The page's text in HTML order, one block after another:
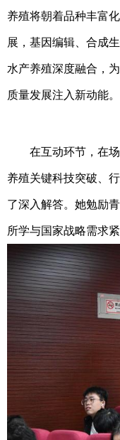
养殖将朝着品种丰富
展，基因编辑、合成
水产养殖深度融合，
质量发展注入新动能。
在互动环节，在
养殖关键科技突破、
了深入解答。她勉励
所学与国家战略需求